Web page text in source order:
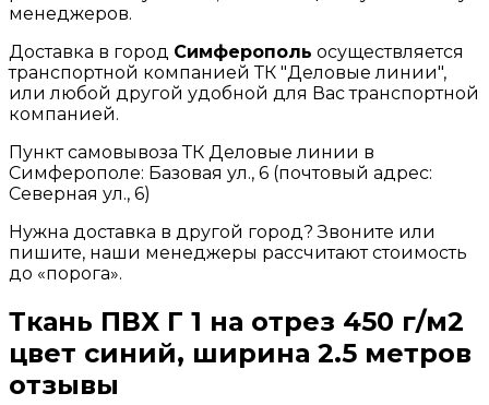
менеджеров.
Доставка в город Симферополь осуществляется
транспортной компанией ТК "Деловые линии",
или любой другой удобной для Вас транспортной
компанией.
Пункт самовывоза ТК Деловые линии в
Симферополе: Базовая ул., 6 (почтовый адрес:
Северная ул., 6)
Нужна доставка в другой город? Звоните или
пишите, наши менеджеры рассчитают стоимость
до «порога».
Ткань ПВХ Г 1 на отрез 450 г/м2
цвет синий, ширина 2.5 метров
отзывы